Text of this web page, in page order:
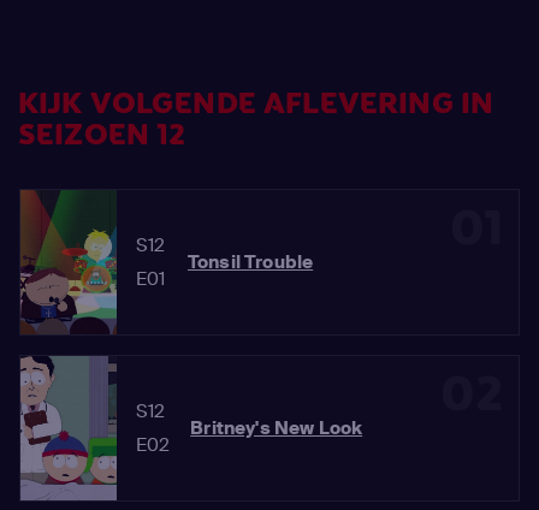
KIJK VOLGENDE AFLEVERING IN
SEIZOEN 12
S12
E01
Tonsil Trouble
S12
E02
Britney's New Look